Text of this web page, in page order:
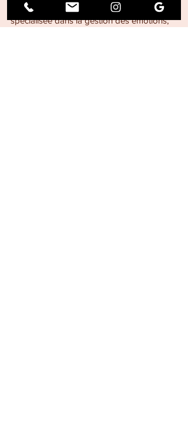
Hypnothérapeute et Sophrologue,
spécialisée dans la gestion des émotions,